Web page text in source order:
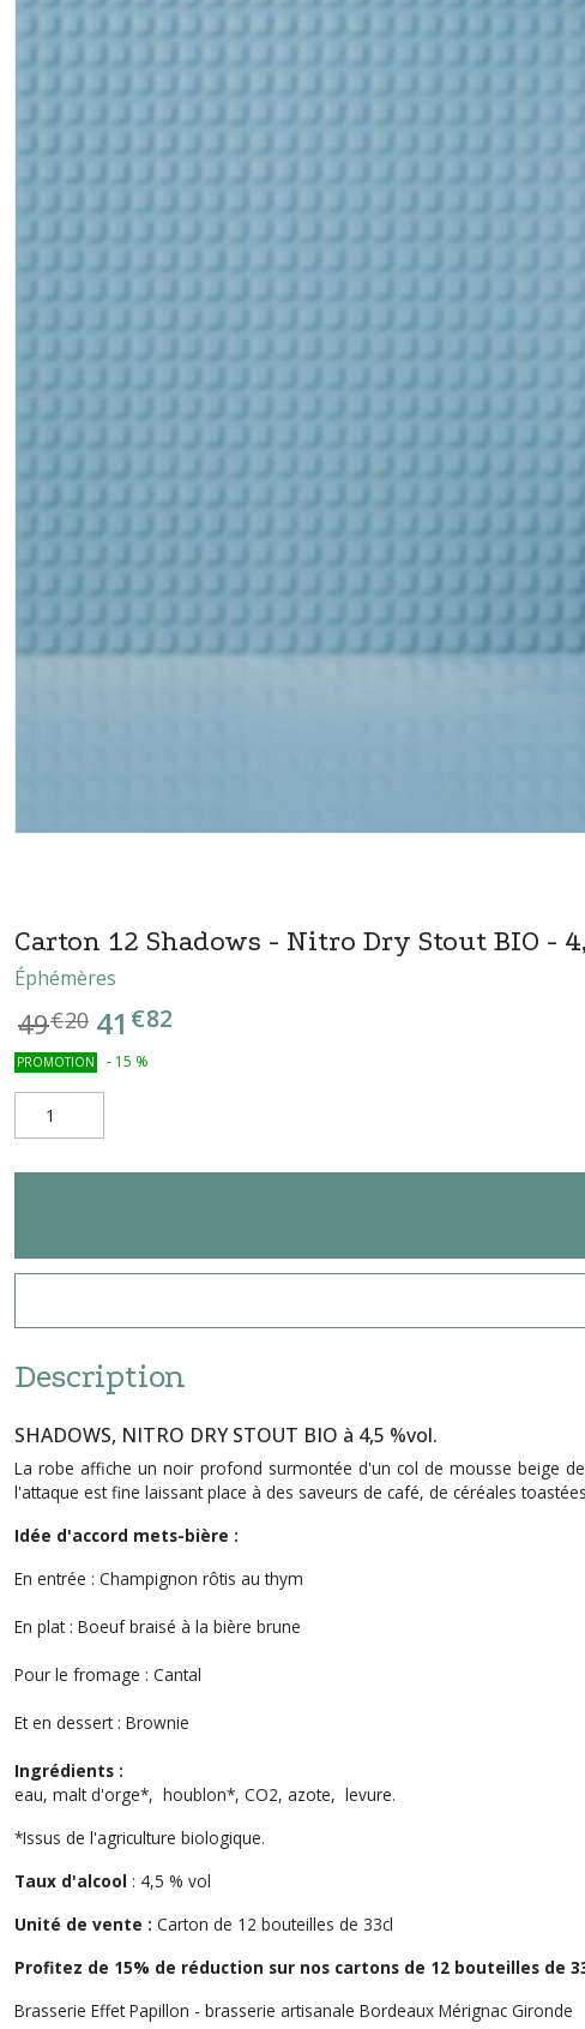
Carton 12 Shadows - Nitro Dry Stout BIO -
Éphémères
49€20 41 €82
PROMOTION - 15 %
Description
SHADOWS, NITRO DRY STOUT BIO à 4,5 %vol.
La robe affiche un noir profond surmontée d'un col de mousse beige
l'attaque est fine laissant place à des saveurs de café, de céréales
Idée d'accord mets-bière :
En entrée : Champignon rôtis au thym
En plat : Boeuf braisé à la bière brune
Pour le fromage : Cantal
Et en dessert : Brownie
Ingrédients :
eau, malt d'orge*, houblon*, CO2, azote, levure.
*Issus de l'agriculture biologique.
Taux d'alcool : 4,5 % vol
Unité de vente : Carton de 12 bouteilles de 33cl
Profitez de 15% de réduction sur nos cartons de 12 bouteilles de
Brasserie Effet Papillon - brasserie artisanale Bordeaux Mérignac Gironde